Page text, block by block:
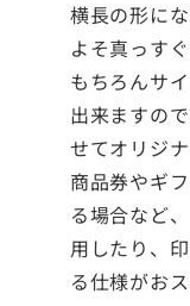
横長の形に
よそ真っす
もちろんサ
出来ますの
せてオリジ
商品券やギ
る場合など
用したり、
る仕様がお